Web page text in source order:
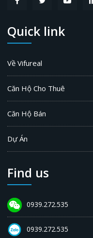
Quick link
Về Vifureal
Căn Hộ Cho Thuê
Căn Hộ Bán
Dự Án
Find us
0939.272.535
0939.272.535